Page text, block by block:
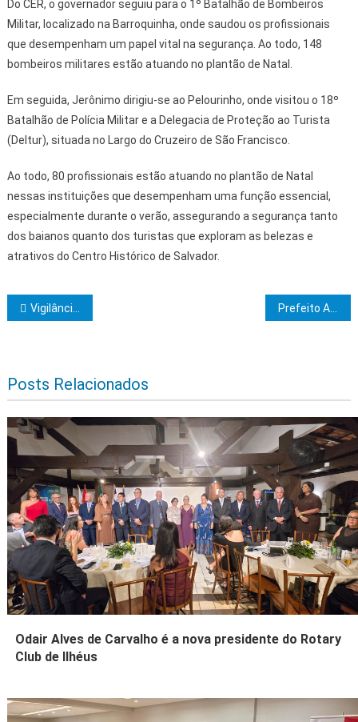
Do CER, o governador seguiu para o 1º Batalhão de Bombeiros
Militar, localizado na Barroquinha, onde saudou os profissionais
que desempenham um papel vital na segurança. Ao todo, 148
bombeiros militares estão atuando no plantão de Natal.
Em seguida, Jerônimo dirigiu-se ao Pelourinho, onde visitou o 18º
Batalhão de Polícia Militar e a Delegacia de Proteção ao Turista
(Deltur), situada no Largo do Cruzeiro de São Francisco.
Ao todo, 80 profissionais estão atuando no plantão de Natal
nessas instituições que desempenham uma função essencial,
especialmente durante o verão, assegurando a segurança tanto
dos baianos quanto dos turistas que exploram as belezas e
atrativos do Centro Histórico de Salvador.
Navegação de Post
Vigilância e Resistência realiza sessão magna de aniversário Prefeito Augusto Castro lança Programa Acelera Itabuna no São Pedro, Daniel Gomes e Pedro Jerônimo
Posts Relacionados
Odair Alves de Carvalho é a nova presidente do Rotary
Club de Ilhéus